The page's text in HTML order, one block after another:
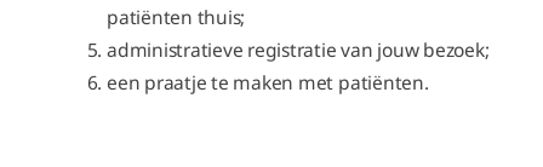
patiënten thuis;
administratieve registratie van jouw bezoek;
een praatje te maken met patiënten.